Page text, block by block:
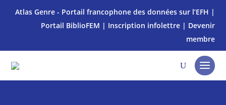
Atlas Genre - Portail francophone des données sur l’EFH |
Portail BiblioFEM | Inscription infolettre| Devenir
membre